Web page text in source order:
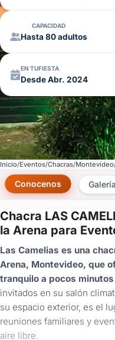
CAPACIDAD
Hasta 80 adultos
EN TUFIESTA
Desde Abr. 2024
Inicio Eventos Chacras Montevideo
Conocenos Galería
Chacra LAS
la Arena para
Las Camelias es una
Arena, Montevideo, que
tranquilo a pocos
invitados en su salón
su espacio exterior, es el
reuniones familiares y
aire libre.
×
Consultar
¿Ya
tenés
cuenta?
Iniciá
sesión
aquí